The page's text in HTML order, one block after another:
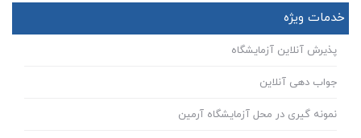
خدمات ویژه
پذیرش آنلاین آزمایشگاه
جواب دهی آنلاین
نمونه گیری در محل آزمایشگاه آرمین